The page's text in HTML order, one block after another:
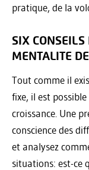
pratique, de la
SIX
MENTALITE
Tout comme il
fixe, il est
croissance. Une
conscience des
et analysez
situations: est-ce